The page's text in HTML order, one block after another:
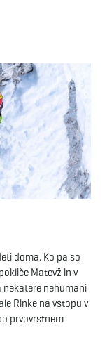
doma. Ko pa so
Matevž in v
nehumani
Rinke na vstopu v
prvovrstnem